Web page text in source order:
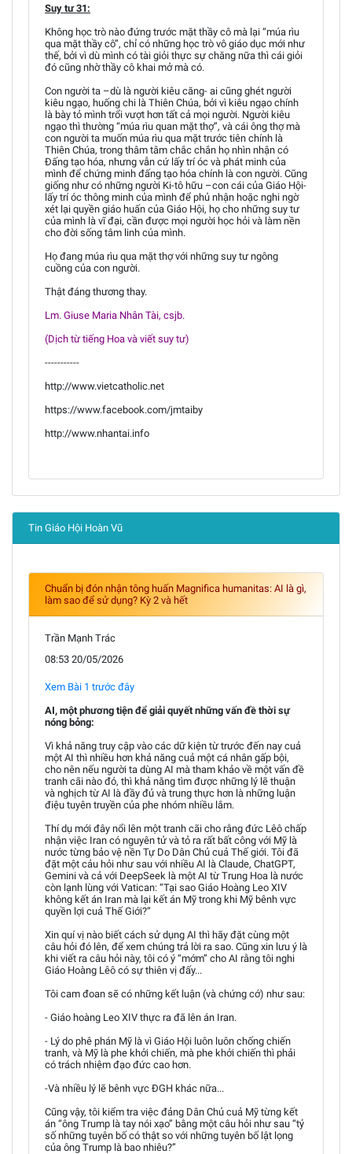
Suy tư 31:
Không học trò nào đứng trước mặt thầy cô mà lại “múa rìu
qua mặt thầy cô”, chỉ có những học trò vô giáo dục mới như
thế, bởi vì dù mình có tài giỏi thực sự chăng nữa thì cái giỏi
đó cũng nhờ thầy cô khai mở mà có.
Con người ta –dù là người kiêu căng- ai cũng ghét người
kiêu ngạo, huống chi là Thiên Chúa, bởi vì kiêu ngạo chính
là bày tỏ mình trổi vượt hơn tất cả mọi người. Người kiêu
ngạo thì thường “múa rìu quan mặt thợ”, và cái ông thợ mà
con người ta muốn múa rìu qua mặt trước tiên chính là
Thiên Chúa, trong thâm tâm chắc chắn họ nhìn nhận có
Đấng tạo hóa, nhưng vẫn cứ lấy trí óc và phát minh của
mình để chứng minh đấng tạo hóa chính là con người. Cũng
giống như có những người Ki-tô hữu –con cái của Giáo Hội-
lấy trí óc thông minh của mình để phủ nhận hoặc nghi ngờ
xét lại quyền giáo huấn của Giáo Hội, họ cho những suy tư
của mình là vĩ đại, cần được mọi người học hỏi và làm nền
cho đời sống tâm linh của mình.
Họ đang múa rìu qua mặt thợ với những suy tư ngông
cuồng của con người.
Thật đáng thương thay.
Lm. Giuse Maria Nhân Tài, csjb.
(Dịch từ tiếng Hoa và viết suy tư)
-----------
http://www.vietcatholic.net
https://www.facebook.com/jmtaiby
http://www.nhantai.info
Tin Giáo Hội Hoàn Vũ
Chuẩn bị đón nhận tông huấn Magnifica humanitas: AI là gì,
làm sao để sử dụng? Kỳ 2 và hết
Trần Mạnh Trác
08:53 20/05/2026
Xem Bài 1 trước đây
AI, một phương tiện để giải quyết những vấn đề thời sự
nóng bỏng:
Vì khả năng truy cập vào các dữ kiện từ trước đến nay cuả
một AI thì nhiều hơn khả năng cuả một cá nhân gấp bội,
cho nên nếu người ta dùng AI mà tham khảo về một vấn đề
tranh cãi nào đó, thì khả năng tìm được những lý lẽ thuận
và nghịch từ AI là đầy đủ và trung thực hơn là những luận
điệu tuyên truyền của phe nhóm nhiều lắm.
Thí dụ mới đây nổi lên một tranh cãi cho rằng đức Lêô chấp
nhận việc Iran có nguyên tử và tỏ ra rất bất công với Mỹ là
nước từng bảo vệ nền Tự Do Dân Chủ cuả Thế giới. Tôi đã
đặt một cảu hỏi như sau với nhiều AI là Claude, ChatGPT,
Gemini và cả với DeepSeek là một AI từ Trung Hoa là nước
còn lạnh lùng với Vatican: “Tại sao Giáo Hoàng Leo XIV
không kết án Iran mà lại kết án Mỹ trong khi Mỹ bênh vực
quyền lợi cuả Thế Giới?”
Xin quí vị nào biết cách sử dụng AI thì hãy đặt cùng một
câu hỏi đó lên, để xem chúng trả lời ra sao. Cũng xin lưu ý là
khi viết ra câu hỏi này, tôi có ý “mớm” cho AI rằng tôi nghi
Giáo Hoàng Lêô có sự thiên vị đấy...
Tôi cam đoan sẽ có những kết luận (và chứng cớ) như sau:
- Giáo hoàng Leo XIV thực ra đã lên án Iran.
- Lý do phê phán Mỹ là vì Giáo Hội luôn luôn chống chiến
tranh, và Mỹ là phe khởi chiến, mà phe khởi chiến thì phải
có trách nhiệm đạo đức cao hơn.
-Và nhiều lý lẽ bênh vực ĐGH khác nữa...
Cũng vậy, tôi kiểm tra việc đảng Dân Chủ cuả Mỹ từng kết
án “ông Trump là tay nói xạo” bằng một câu hỏi như sau “tỷ
số những tuyên bố có thật so với những tuyên bố lật lọng
của ông Trump là bao nhiêu?”